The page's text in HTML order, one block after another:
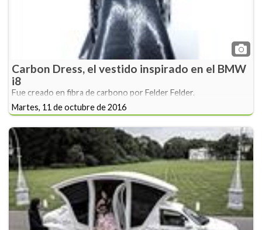
Carbon Dress, el vestido inspirado en el BMW
i8
Fue creado en fibra de carbono por Felder Felder.
Martes, 11 de octubre de 2016